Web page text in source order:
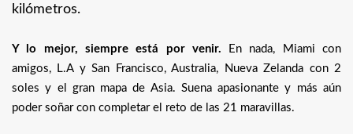
kilómetros.
Y lo mejor, siempre está por venir. En nada, Miami con
amigos, L.A y San Francisco, Australia, Nueva Zelanda con 2
soles y el gran mapa de Asia. Suena apasionante y más aún
poder soñar con completar el reto de las 21 maravillas.